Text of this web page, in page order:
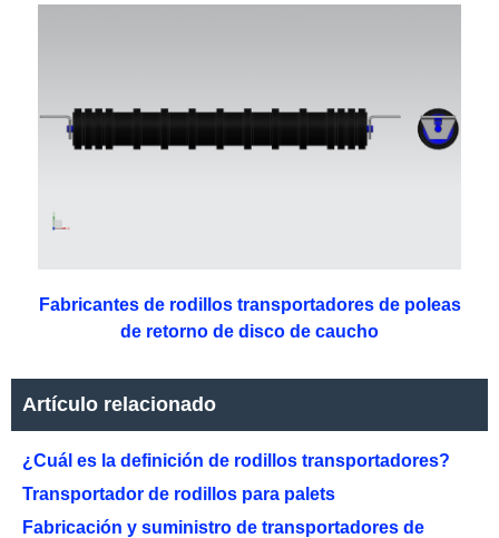
Fabricantes de rodillos transportadores de poleas
de retorno de disco de caucho
Artículo relacionado
¿Cuál es la definición de rodillos transportadores?
Transportador de rodillos para palets
Fabricación y suministro de transportadores de